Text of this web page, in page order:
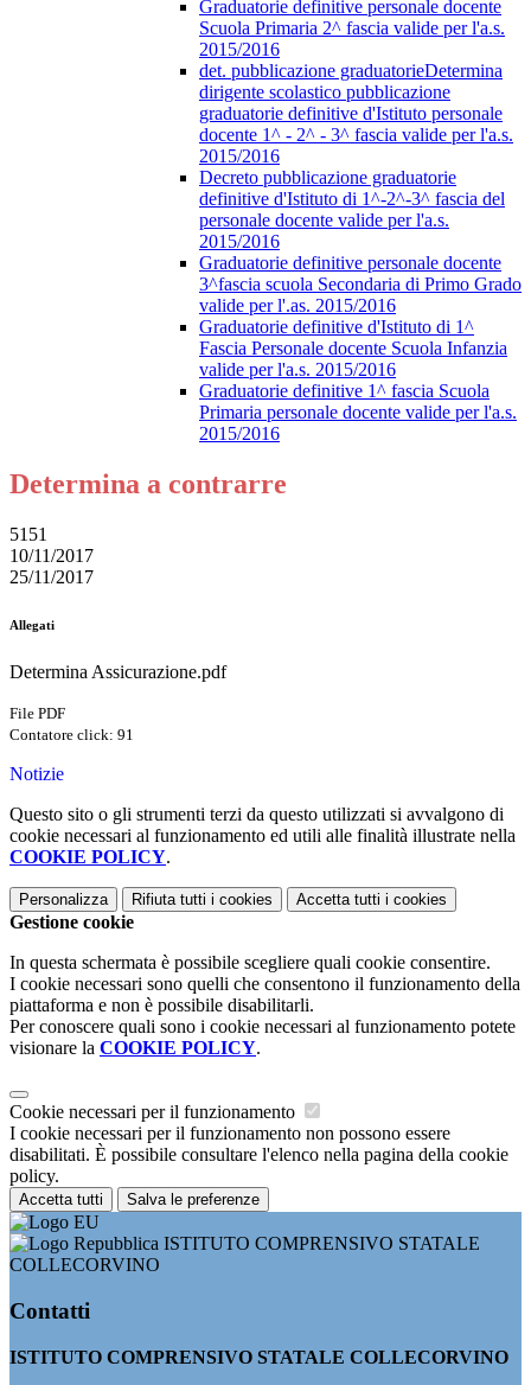
Graduatorie definitive personale docente
Scuola Primaria 2^ fascia valide per l'a.s.
2015/2016
det. pubblicazione graduatorieDetermina
dirigente scolastico pubblicazione
graduatorie definitive d'Istituto personale
docente 1^ - 2^ - 3^ fascia valide per l'a.s.
2015/2016
Decreto pubblicazione graduatorie
definitive d'Istituto di 1^-2^-3^ fascia del
personale docente valide per l'a.s.
2015/2016
Graduatorie definitive personale docente
3^fascia scuola Secondaria di Primo Grado
valide per l'.as. 2015/2016
Graduatorie definitive d'Istituto di 1^
Fascia Personale docente Scuola Infanzia
valide per l'a.s. 2015/2016
Graduatorie definitive 1^ fascia Scuola
Primaria personale docente valide per l'a.s.
2015/2016
Determina a contrarre
5151
10/11/2017
25/11/2017
Allegati
Determina Assicurazione.pdf
File PDF
Contatore click: 91
Notizie
Questo sito o gli strumenti terzi da questo utilizzati si avvalgono di
cookie necessari al funzionamento ed utili alle finalità illustrate nella
COOKIE POLICY.
Personalizza Rifiuta tutti i cookies Accetta tutti i cookies
Gestione cookie
In questa schermata è possibile scegliere quali cookie consentire.
I cookie necessari sono quelli che consentono il funzionamento della
piattaforma e non è possibile disabilitarli.
Per conoscere quali sono i cookie necessari al funzionamento potete
visionare la COOKIE POLICY.
Cookie necessari per il funzionamento
I cookie necessari per il funzionamento non possono essere
disabilitati. È possibile consultare l'elenco nella pagina della cookie
policy.
Accetta tutti Salva le preferenze
ISTITUTO COMPRENSIVO STATALE
COLLECORVINO
Contatti
ISTITUTO COMPRENSIVO STATALE COLLECORVINO